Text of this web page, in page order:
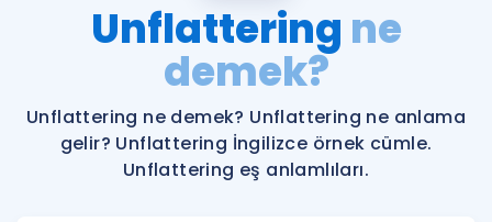
Şifremi Hatırlamıyorum
Katılımcı Görüşleri
Faydalı Araçlar
Ücretsiz Kaynaklar
İngilizce Gramer
Unflattering ne
demek?
Unflattering ne demek? Unflattering ne anlama
gelir? Unflattering İngilizce örnek cümle.
Unflattering eş anlamlıları.